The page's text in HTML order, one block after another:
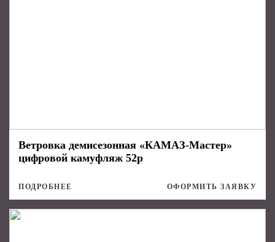
Ветровка демисезонная «КАМАЗ-Мастер»
цифровой камуфляж 52р
ПОДРОБНЕЕ ОФОРМИТЬ ЗАЯВКУ